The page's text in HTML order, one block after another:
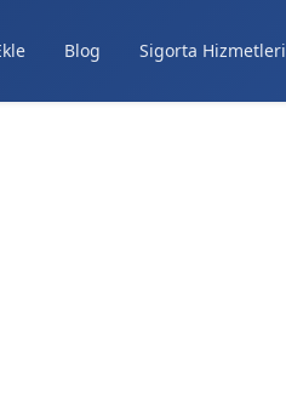
Blog Sigorta Hizmetleri